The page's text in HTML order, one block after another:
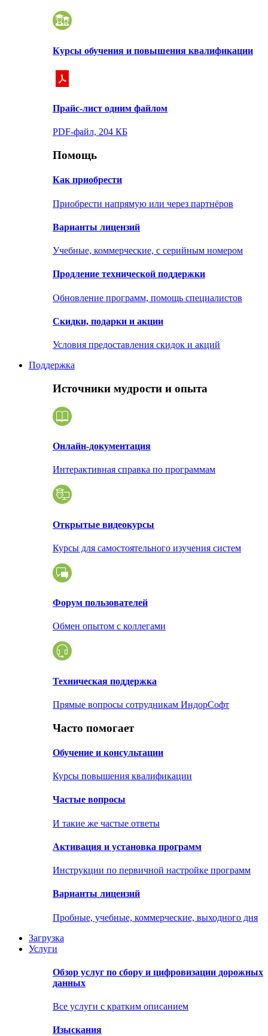
Курсы обучения и повышения квалификации
Прайс-лист одним файлом
PDF-файл, 204 КБ
Помощь
Как приобрести
Приобрести напрямую или через партнёров
Варианты лицензий
Учебные, коммерческие, с серийным номером
Продление технической поддержки
Обновление программ, помощь специалистов
Скидки, подарки и акции
Условия предоставления скидок и акций
Поддержка
Источники мудрости и опыта
Онлайн-документация
Интерактивная справка по программам
Открытые видеокурсы
Курсы для самостоятельного изучения систем
Форум пользователей
Обмен опытом с коллегами
Техническая поддержка
Прямые вопросы сотрудникам ИндорСофт
Часто помогает
Обучение и консультации
Курсы повышения квалификации
Частые вопросы
И такие же частые ответы
Активация и установка программ
Инструкции по первичной настройке программ
Варианты лицензий
Пробные, учебные, коммерческие, выходного дня
Загрузка
Услуги
Обзор услуг по сбору и цифровизации дорожных
данных
Все услуги с кратким описанием
Изыскания